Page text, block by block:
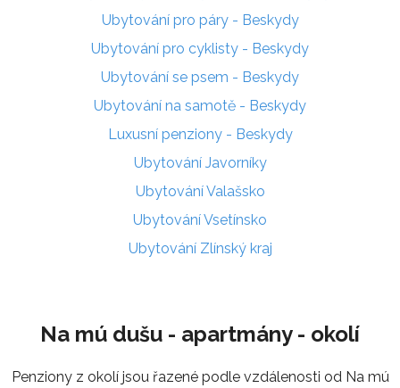
Ubytování pro páry - Beskydy
Ubytování pro cyklisty - Beskydy
Ubytování se psem - Beskydy
Ubytování na samotě - Beskydy
Luxusní penziony - Beskydy
Ubytování Javorníky
Ubytování Valašsko
Ubytování Vsetínsko
Ubytování Zlínský kraj
Na mú dušu - apartmány - okolí
Penziony z okolí jsou řazené podle vzdálenosti od Na mú